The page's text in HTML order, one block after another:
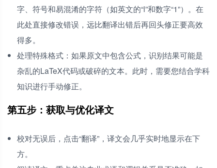
字、符号和易混淆的字符（如英文的“l”和数字“1”）。在
此处直接修改错误，远比翻译出错后再回头修正要高效
得多。
处理特殊格式：如果原文中包含公式，识别结果可能是
杂乱的LaTeX代码或破碎的文本。此时，需要您结合学科
知识进行手动修正。
第五步：获取与优化译文
校对无误后，点击“翻译”，译文会几乎实时地显示在下
方。